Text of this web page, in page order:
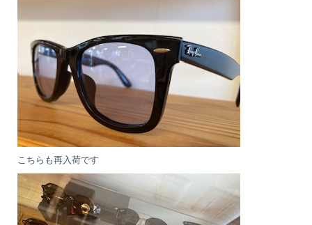
こちらも再入荷です